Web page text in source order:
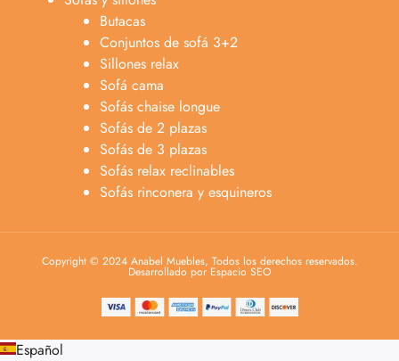
Butacas
Conjuntos de sofá 3+2
Sillones relax
Sofá cama
Sofás chaise longue
Sofás de 2 plazas
Sofás de 3 plazas
Sofás relax reclinables
Sofás rinconera y esquineros
Copyright © 2024 Anabel Muebles, Todos los derechos reservados.
Desarrollado por Espacio SEO
Español